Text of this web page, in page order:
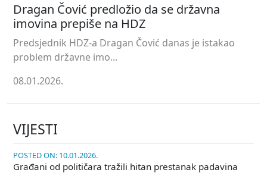
Dragan Čović predložio da se državna
imovina prepiše na HDZ
Predsjednik HDZ-a Dragan Čović danas je istakao
problem državne imo...
08.01.2026.
VIJESTI
POSTED ON: 10.01.2026.
Građani od političara tražili hitan prestanak padavina